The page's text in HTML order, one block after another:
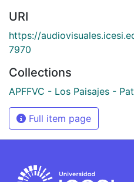
URI
https://
7970
Collections
APFFVC - Los Paisajes -
Full item page